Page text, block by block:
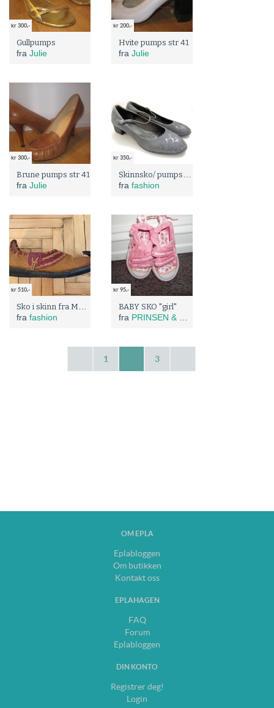
kr 300,-
Gullpumps
fra Julie
kr 200,-
Hvite pumps str 41
fra Julie
kr 300,-
Brune pumps str 41
fra Julie
kr 350,-
fra fashion
kr 510,-
fra fashion
kr 95,-
BABY SKO "girl"
fra PRINSEN & PRINSESSEN
1 3
OM EPLA
Eplabloggen
Om butikken
Kontakt oss
EPLAHAGEN
FAQ
Forum
Eplabloggen
DIN KONTO
Registrer deg!
Login